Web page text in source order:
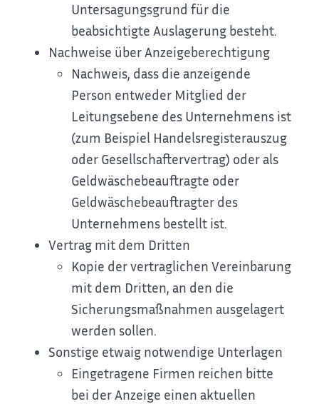
Untersagungsgrund für die
beabsichtigte Auslagerung besteht.
Nachweise über Anzeigeberechtigung
Nachweis, dass die anzeigende
Person entweder Mitglied der
Leitungsebene des Unternehmens ist
(zum Beispiel Handelsregisterauszug
oder Gesellschaftervertrag) oder als
Geldwäschebeauftragte oder
Geldwäschebeauftragter des
Unternehmens bestellt ist.
Vertrag mit dem Dritten
Kopie der vertraglichen Vereinbarung
mit dem Dritten, an den die
Sicherungsmaßnahmen ausgelagert
werden sollen.
Sonstige etwaig notwendige Unterlagen
Eingetragene Firmen reichen bitte
bei der Anzeige einen aktuellen